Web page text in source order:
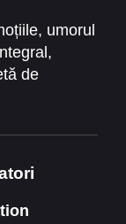
umorul
de